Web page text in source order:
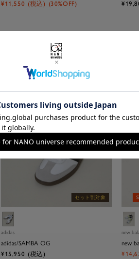
セ
価
¥11,550 (税込) (30%OFF)
セ
価
セット割対象
ホ
ワ
イ
ト
adidas
adidas/SAMBA OG
セ
¥15,950 (税込)
シ
ル
バ
ー
new
new
セ